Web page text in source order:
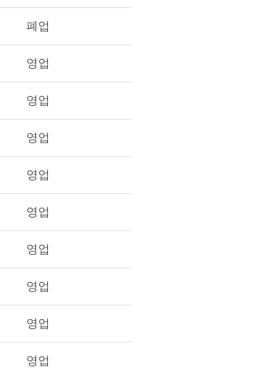
폐업
영업
영업
영업
영업
영업
영업
영업
영업
영업